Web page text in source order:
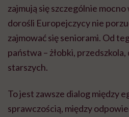
zajmują się szczególnie
dorośli Europejczycy nie
zajmować się seniorami. Od
państwa – żłobki,
starszych.
To jest zawsze dialog między
sprawczością, między